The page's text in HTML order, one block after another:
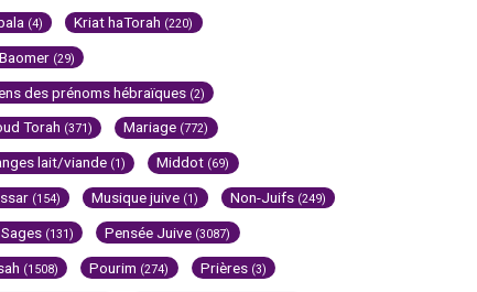
(4) Kriat haTorah (220)
(29)
des prénoms hébraïques (2)
Torah (371) Mariage (772)
lait/viande (1) Middot (69)
(154) Musique juive (1) Non-Juifs (249)
(131) Pensée Juive (3087)
(1508) Pourim (274) Prières (3)